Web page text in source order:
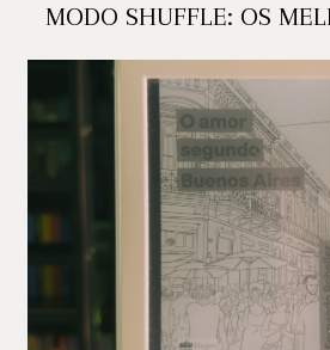
MODO SHUFFLE: OS